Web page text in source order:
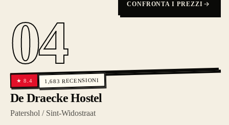
CONFRONTA I PREZZI
04
★8.4 1,683 RECENSIONI
De Draecke Hostel
Patershol / Sint-Widostraat